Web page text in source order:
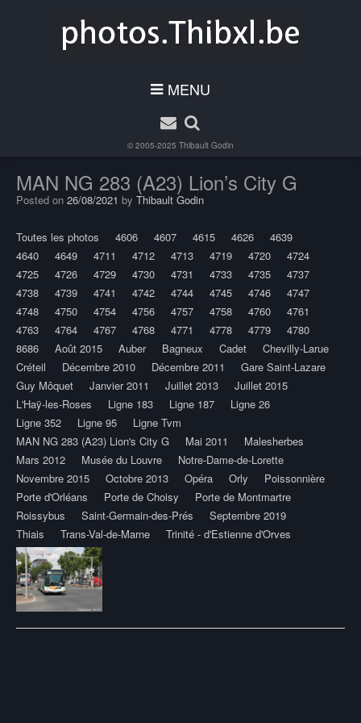
MENU
© 2005-2025 Thibault Godin
MAN NG 283 (A23) Lion’s City G
Posted on 26/08/2021 by Thibault Godin
Toutes les photos 4606 4607 4615 4626
4639
4640
4649 4711 4712 4713 4719 4720
4724
4725
4726 4729 4730 4731 4733 4735
4737
4738
4739 4741 4742 4744 4745 4746
4747
4748
4750 4754 4756 4757 4758 4760
4761
4763
4764 4767 4768 4771 4778 4779
4780
8686
Août 2015 Auber Bagneux Cadet
Chevilly-Larue
Créteil
Décembre 2010 Décembre 2011
Gare Saint-Lazare
Guy Môquet
Janvier 2011 Juillet 2013
Juillet 2015
L'Haÿ-les-Roses
Ligne 183 Ligne 187
Ligne 26
Ligne 352
Ligne 95
Ligne Tvm
MAN NG 283 (A23) Lion's City G
Mai 2011
Malesherbes
Mars 2012
Musée du Louvre
Notre-Dame-de-Lorette
Novembre 2015
Octobre 2013 Opéra Orly
Poissonnière
Porte d'Orléans
Porte de Choisy
Porte de Montmartre
Roissybus
Saint-Germain-des-Prés
Septembre 2019
Thiais
Trans-Val-de-Marne Trinité - d'Estienne d'Orves
Post